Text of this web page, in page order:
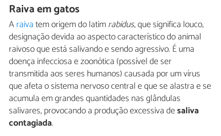
Raiva em gatos
Araivatem origem do latimrabidus, que significa louco,
designação devida ao aspecto característico do animal
raivoso que está salivando e sendo agressivo. É uma
doença infecciosa e zoonótica (possível de ser
transmitida aos seres humanos) causada por um vírus
que afeta o sistema nervoso central e que se alastra e se
acumula em grandes quantidades nas glândulas
salivares, provocando a produção excessiva desaliva
contagiada.